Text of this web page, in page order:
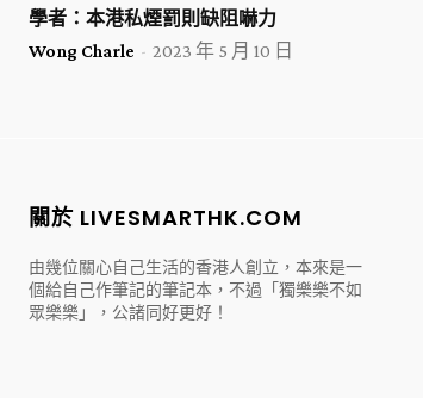
學者：本港私煙罰則缺阻嚇力
Wong Charle - 2023 年 5 月 10 日
關於 LIVESMARTHK.COM
由幾位關心自己生活的香港人創立，本來是一
個給自己作筆記的筆記本，不過「獨樂樂不如
眾樂樂」，公諸同好更好！